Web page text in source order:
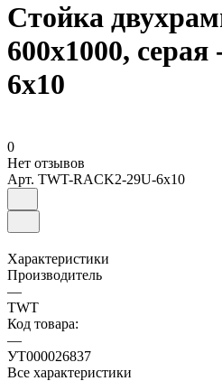
Стойка
600x1000,
6x10
0
Нет отзывов
Арт. TWT-RACK2-29U-6x10
Характеристики
Производитель
—
TWT
Код товара:
—
УТ000026837
Все характеристики